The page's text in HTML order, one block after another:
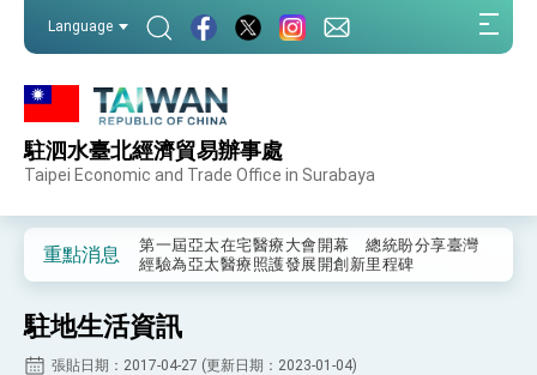
Language
駐泗水臺北經濟貿易辦事處
Taipei Economic and Trade Office in Surabaya
重點消息
外交部重要言論
事處」，進一步深化台美交流合作
第一屆亞太在宅醫療大會開幕 總統盼分享臺灣
經驗為亞太醫療照護發展開創新里程碑
及「台灣智慧醫療與健康產業展」預告短片，向
世界展現台灣守護全球健康的創新能量
總統出訪史瓦帝尼返國談話 強調臺灣人有權利
走向世界 盼與理念相近國家共同維護國際秩序
駐地生活資訊
張貼日期：2017-04-27 (更新日期：2023-01-04)